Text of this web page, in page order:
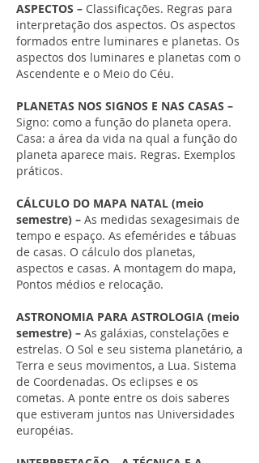
ASPECTOS – Classificações. Regras para
interpretação dos aspectos. Os aspectos
formados entre luminares e planetas. Os
aspectos dos luminares e planetas com o
Ascendente e o Meio do Céu.
PLANETAS NOS SIGNOS E NAS CASAS –
Signo: como a função do planeta opera.
Casa: a área da vida na qual a função do
planeta aparece mais. Regras. Exemplos
práticos.
CÁLCULO DO MAPA NATAL (meio
semestre) – As medidas sexagesimais de
tempo e espaço. As efemérides e tábuas
de casas. O cálculo dos planetas,
aspectos e casas. A montagem do mapa,
Pontos médios e relocação.
ASTRONOMIA PARA ASTROLOGIA (meio
semestre) – As galáxias, constelações e
estrelas. O Sol e seu sistema planetário, a
Terra e seus movimentos, a Lua. Sistema
de Coordenadas. Os eclipses e os
cometas. A ponte entre os dois saberes
que estiveram juntos nas Universidades
européias.